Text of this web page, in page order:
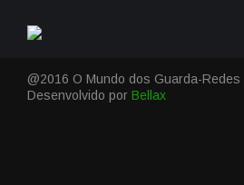
@2016 O Mundo dos Guarda-Redes |
Desenvolvido por Bellax